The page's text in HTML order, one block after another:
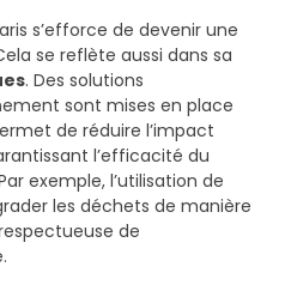
s’efforce de devenir une
se reflète aussi dans sa
. Des solutions
sont mises en place
de réduire l’impact
l’efficacité du
exemple, l’utilisation de
les déchets de manière
de